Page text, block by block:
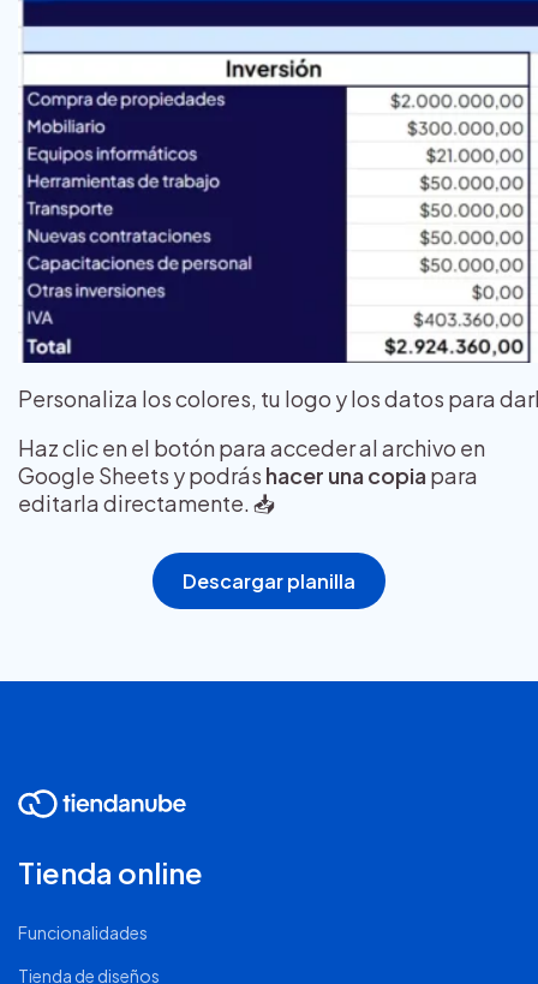
Personaliza los colores, tu logo y los datos para
Haz clic en el botón para acceder al archivo en
Google Sheets y podrás hacer una copia para
editarla directamente. 📥
Descargar planilla
Tienda online
Funcionalidades
Tienda de diseños